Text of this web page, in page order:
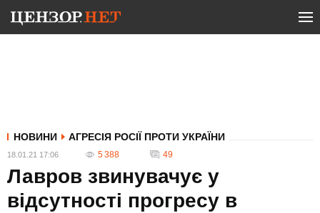
НОВИНИ АГРЕСІЯ РОСІЇ ПРОТИ УКРАЇНИ
18.01.21 17:06 5 388 49
Лавров звинувачує у
відсутності прогресу в